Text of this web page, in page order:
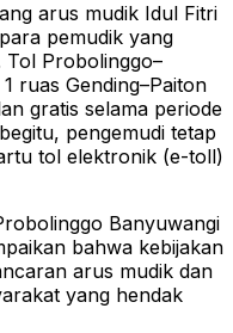
arus mudik Idul Fitri
pemudik yang
Tol Probolinggo–
ruas Gending–Paiton
gratis selama periode
pengemudi tetap
tol elektronik (e-toll)
Banyuwangi
bahwa kebijakan
arus mudik dan
yang hendak